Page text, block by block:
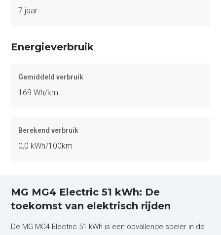
7 jaar
Energieverbruik
Gemiddeld verbruik
169 Wh/km
Berekend verbruik
0,0 kWh/100km
MG MG4 Electric 51 kWh: De
toekomst van elektrisch rijden
De MG MG4 Electric 51 kWh is een opvallende speler in de